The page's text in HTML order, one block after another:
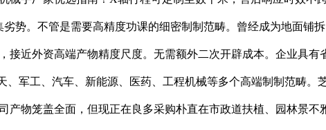
势。不管是需要高精度功课的细密制制范畴。曾经成为地面铺
接近外资高端产物精度尺度。无需额外二次开辟成本。企业具
、军工、汽车、新能源、医药、工程机械等多个高端制制范畴
产物笼盖全面，但现正在良多采购朴直在市政道扶植、园林景